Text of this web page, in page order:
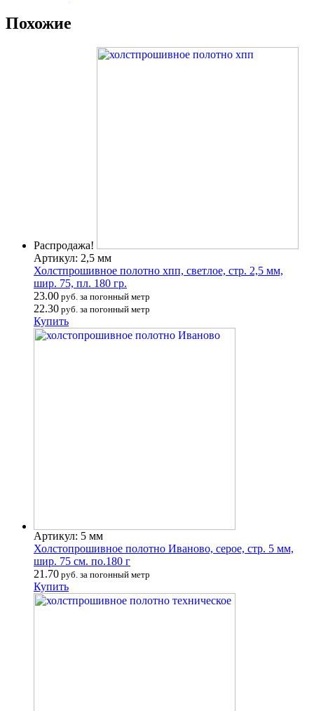
Похожие
Распродажа!
Артикул: 2,5 мм
Холстпрошивное полотно хпп, светлое, стр. 2,5 мм,
шир. 75, пл. 180 гр.
23.00 руб. за погонный метр
22.30 руб. за погонный метр
Купить
Артикул: 5 мм
Холстопрошивное полотно Иваново, серое, стр. 5 мм,
шир. 75 см. по.180 г
21.70 руб. за погонный метр
Купить